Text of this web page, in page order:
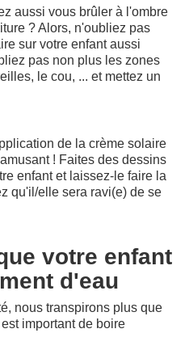
aussi vous brûler à l'ombre
? Alors, n'oubliez pas
sur votre enfant aussi
pas non plus les zones
le cou, ... et mettez un
de la crème solaire
! Faites des dessins
enfant et laissez-le faire la
qu'il/elle sera ravi(e) de se
votre enfant
d'eau
nous transpirons plus que
important de boire